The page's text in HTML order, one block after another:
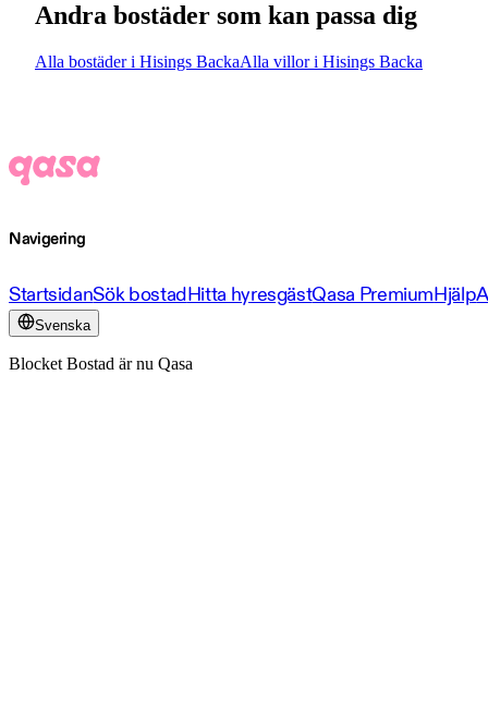
Andra bostäder som kan passa dig
Alla bostäder i Hisings BackaAlla villor i Hisings Backa
Navigering
StartsidanSök bostadHitta hyresgästQasa PremiumHjälp
Svenska
Blocket Bostad är nu Qasa